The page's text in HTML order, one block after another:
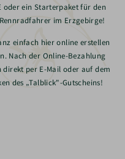
oder ein Starterpaket für den
im Erzgebirge!
einfach hier online erstellen
Nach der Online-Bezahlung
direkt per E-Mail oder auf dem
des „Talblick"-Gutscheins!